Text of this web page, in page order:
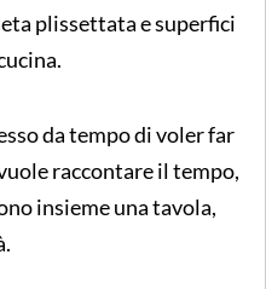
plissettata e superfici
da tempo di voler far
raccontare il tempo,
insieme una tavola,